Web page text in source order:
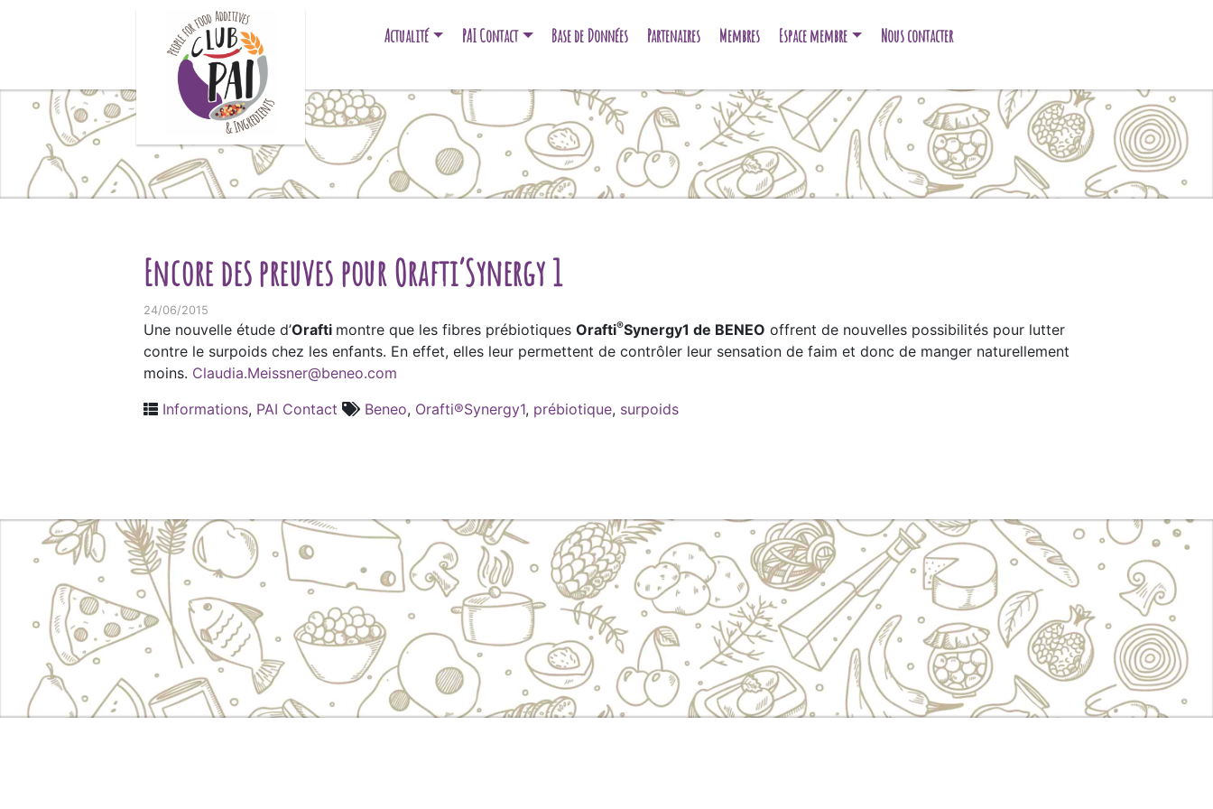
Actualité PAI Contact Base de Données Partenaires Membres Espace membre Nous contacter
Encore des preuves pour Orafti’Synergy 1
24/06/2015
Une nouvelle étude d’Orafti montre que les fibres prébiotiques Orafti®Synergy1 de BENEO offrent de nouvelles possibilités pour lutter
contre le surpoids chez les enfants. En effet, elles leur permettent de contrôler leur sensation de faim et donc de manger naturellement
moins. Claudia.Meissner@beneo.com
Informations, PAI Contact Beneo, Orafti®Synergy1, prébiotique, surpoids